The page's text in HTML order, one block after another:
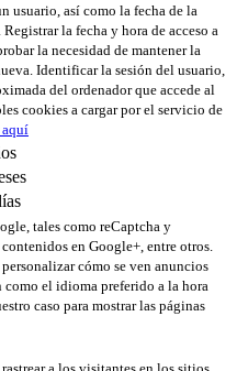
usuario, así como la fecha de la
la fecha y hora de acceso a
la necesidad de mantener la
Identificar la sesión del usuario,
del ordenador que accede al
cookies a cargar por el servicio de
aquí
tales como reCaptcha y
en Google+, entre otros.
cómo se ven anuncios
el idioma preferido a la hora
caso para mostrar las páginas